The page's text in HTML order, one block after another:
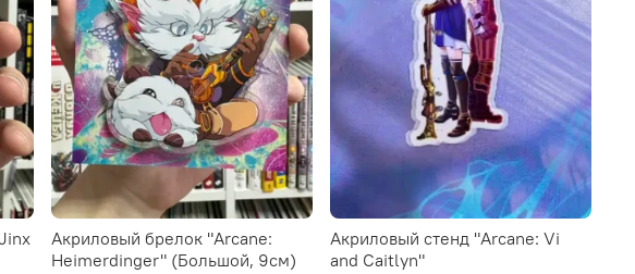
Акриловый брелок "Arcane:
Heimerdinger" (Большой, 9см)
Акриловый стенд "Arcane: Vi
and Caitlyn"